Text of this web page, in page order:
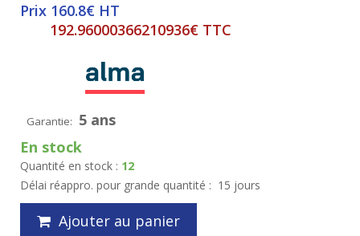
Prix 160.8€ HT
192.96000366210936€ TTC
Garantie: 5 ans
En stock
Quantité en stock : 12
Délai réappro. pour grande quantité : 15 jours
Ajouter au panier